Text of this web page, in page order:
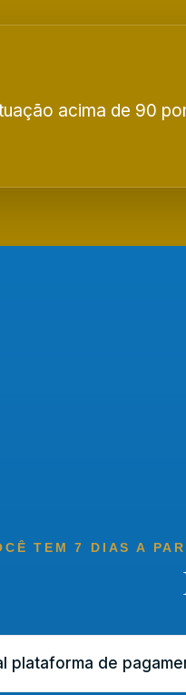
acima de 90
TEM 7 DIAS A
plataforma de